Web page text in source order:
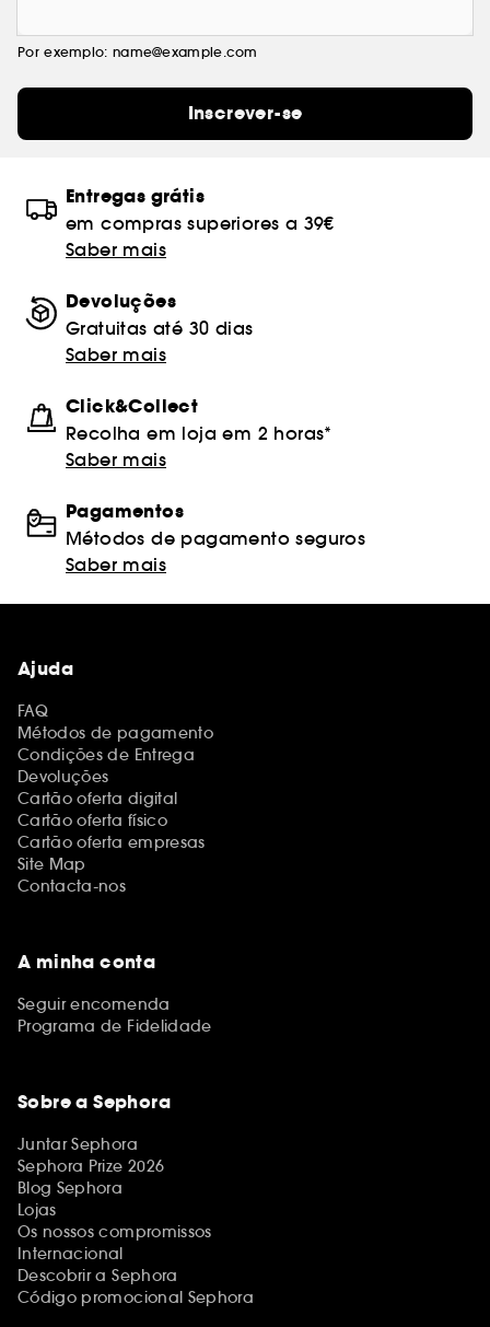
Por exemplo: name@example.com
Inscrever-se
Entregas grátis
em compras superiores a 39€
Saber mais
Devoluções
Gratuitas até 30 dias
Saber mais
Click&Collect
Recolha em loja em 2 horas*
Saber mais
Pagamentos
Métodos de pagamento seguros
Saber mais
Ajuda
FAQ
Métodos de pagamento
Condições de Entrega
Devoluções
Cartão oferta digital
Cartão oferta físico
Cartão oferta empresas
Site Map
Contacta-nos
A minha conta
Seguir encomenda
Programa de Fidelidade
Sobre a Sephora
Juntar Sephora
Sephora Prize 2026
Blog Sephora
Lojas
Os nossos compromissos
Internacional
Descobrir a Sephora
Código promocional Sephora